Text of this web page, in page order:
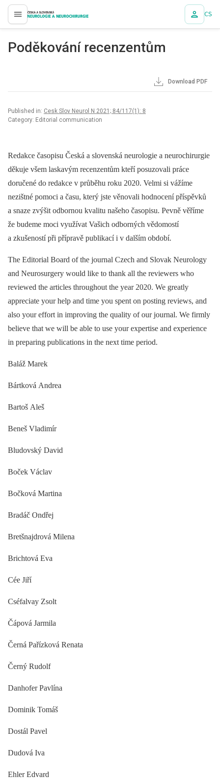
proLékaře.cz CS
Poděkování recenzentům
Download PDF
Published in: Cesk Slov Neurol N 2021; 84/117(1): 8
Category: Editorial communication
Redakce časopisu Česká a slovenská neurologie a neurochirurgie
děkuje všem laskavým recenzentům kteří posuzovali práce
doručené do redakce v průběhu roku 2020. Velmi si vážíme
nezištné pomoci a času, který jste věnovali hodnocení příspěvků
a snaze zvýšit odbornou kvalitu našeho časopisu. Pevně věříme
že budeme moci využívat Vašich odborných vědomostí
a zkušeností při přípravě publikací i v dalším období.
The Editorial Board of the journal Czech and Slovak Neurology
and Neurosurgery would like to thank all the reviewers who
reviewed the articles throughout the year 2020. We greatly
appreciate your help and time you spent on posting reviews, and
also your effort in improving the quality of our journal. We firmly
believe that we will be able to use your expertise and experience
in preparing publications in the next time period.
Baláž Marek
Bártková Andrea
Bartoš Aleš
Beneš Vladimír
Bludovský David
Boček Václav
Bočková Martina
Bradáč Ondřej
Bretšnajdrová Milena
Brichtová Eva
Cée Jiří
Cséfalvay Zsolt
Čápová Jarmila
Černá Pařízková Renata
Černý Rudolf
Danhofer Pavlína
Dominik Tomáš
Dostál Pavel
Dudová Iva
Ehler Edvard